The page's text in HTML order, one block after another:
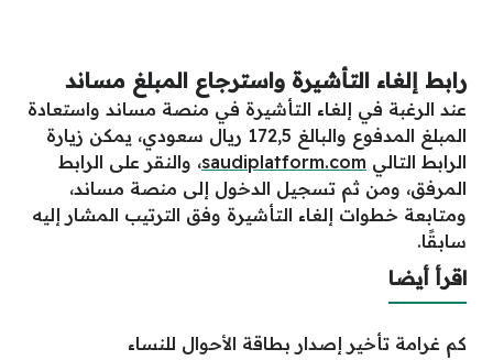
رابط إلغاء التأشيرة واسترجاع المبلغ مساند
عند الرغبة في إلغاء التأشيرة في منصة مساند واستعادة
المبلغ المدفوع والبالغ 172,5 ريال سعودي، يمكن زيارة
الرابط التالي saudiplatform.com، والنقر على الرابط
المرفق، ومن ثم تسجيل الدخول إلى منصة مساند،
ومتابعة خطوات إلغاء التأشيرة وفق الترتيب المشار إليه
سابقًا.
اقرأ أيضا
كم غرامة تأخير إصدار بطاقة الأحوال للنساء